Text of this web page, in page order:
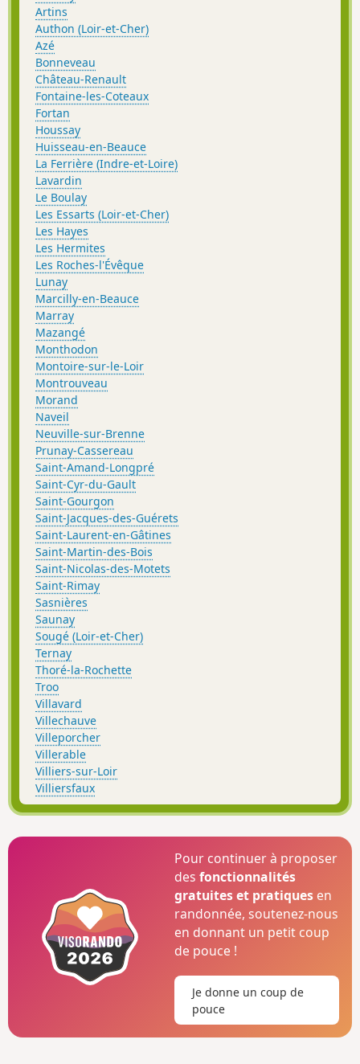
Artins
Authon (Loir-et-Cher)
Azé
Bonneveau
Château-Renault
Fontaine-les-Coteaux
Fortan
Houssay
Huisseau-en-Beauce
La Ferrière (Indre-et-Loire)
Lavardin
Le Boulay
Les Essarts (Loir-et-Cher)
Les Hayes
Les Hermites
Les Roches-l'Évêque
Lunay
Marcilly-en-Beauce
Marray
Mazangé
Monthodon
Montoire-sur-le-Loir
Montrouveau
Morand
Naveil
Neuville-sur-Brenne
Prunay-Cassereau
Saint-Amand-Longpré
Saint-Cyr-du-Gault
Saint-Gourgon
Saint-Jacques-des-Guérets
Saint-Laurent-en-Gâtines
Saint-Martin-des-Bois
Saint-Nicolas-des-Motets
Saint-Rimay
Sasnières
Saunay
Sougé (Loir-et-Cher)
Ternay
Thoré-la-Rochette
Troo
Villavard
Villechauve
Villeporcher
Villerable
Villiers-sur-Loir
Villiersfaux
Pour continuer à proposer
desfonctionnalités
gratuites et pratiques en
randonnée, soutenez-nous
en donnant un petit coup
de pouce !
Je donne un coup de
pouce